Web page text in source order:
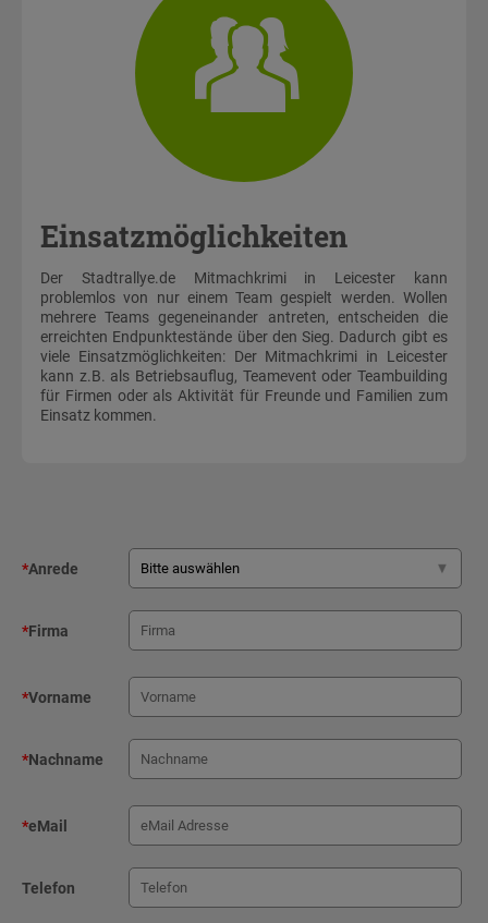
Einsatzmöglichkeiten
Der Stadtrallye.de Mitmachkrimi in Leicester kann
problemlos von nur einem Team gespielt werden. Wollen
mehrere Teams gegeneinander antreten, entscheiden die
erreichten Endpunktestände über den Sieg. Dadurch gibt es
viele Einsatzmöglichkeiten: Der Mitmachkrimi in Leicester
kann z.B. als Betriebsauflug, Teamevent oder Teambuilding
für Firmen oder als Aktivität für Freunde und Familien zum
Einsatz kommen.
*Anrede
*Firma
*Vorname
*Nachname
*eMail
Telefon